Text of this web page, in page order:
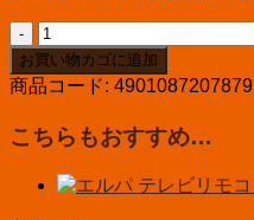
エ
ル
パ
レ
リ
お買い物カゴに追加
商品コード: 4901087207879
こちらもおすすめ…